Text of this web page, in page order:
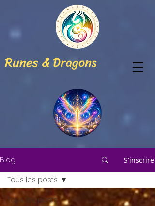
Runes & Dragons
Blog S'inscrire
Tous les posts
Tous les posts